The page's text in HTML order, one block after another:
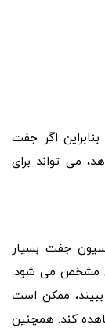
اگر جفت
می تواند برای
جفت بسیار
مشخص می شود.
ممکن است
کند. همچنین